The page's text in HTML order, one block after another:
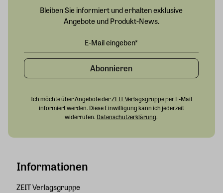
Informationen
ZEIT Verlagsgruppe
Bleiben Sie informiert und erhalten exklusive
Angebote und Produkt-News.
Abonnieren
Ich möchte über Angebote derZEIT Verlagsgruppeper E-Mail
informiert werden. Diese Einwilligung kann ich jederzeit
widerrufen. Datenschutzerklärung.